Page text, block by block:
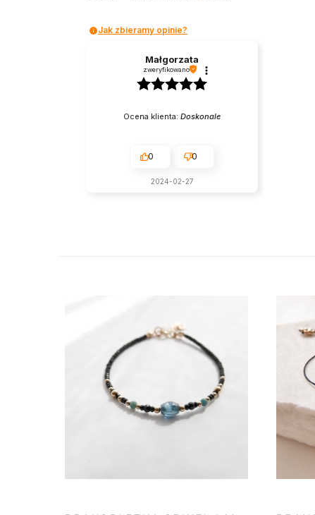
Jak zbieramy opinie?
Małgorzata
zweryfikowano
Ocena klienta:Doskonale
0 0
2024-02-27